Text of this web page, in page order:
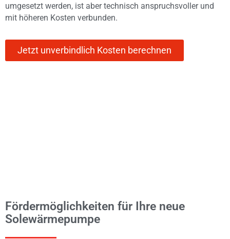
umgesetzt werden, ist aber technisch anspruchsvoller und
mit höheren Kosten verbunden.
Jetzt unverbindlich Kosten berechnen
Fördermöglichkeiten für Ihre neue
Solewärmepumpe